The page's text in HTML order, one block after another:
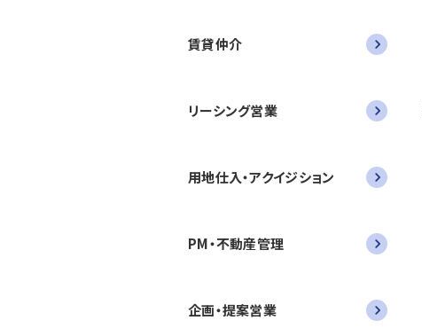
賃貸仲介
リーシング営業
用地仕入・アクイジション
PM・不動産管理
企画・提案営業